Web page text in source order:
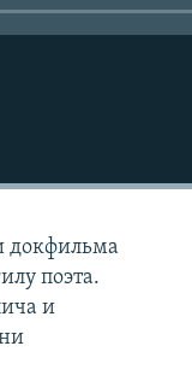
докфильма
поэта.
и